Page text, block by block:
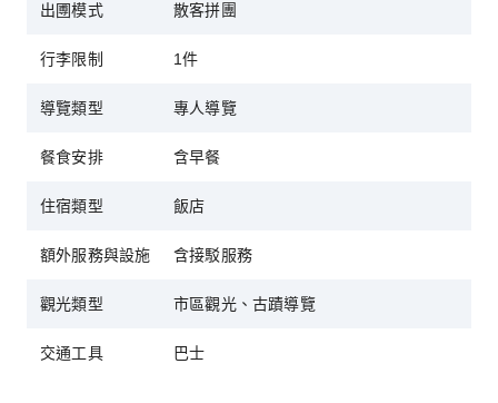
出圑模式 散客拼團
行李限制 1件
導覽類型 專人導覽
餐食安排 含早餐
住宿類型 飯店
額外服務與設施 含接駁服務
觀光類型 市區觀光、古蹟導覽
交通工具 巴士